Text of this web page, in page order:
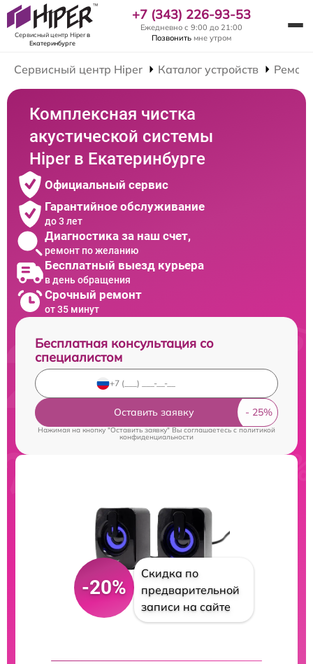
Сервисный центр Hiperв
Екатеринбурге
+7 (343) 226-93-53
Ежедневно с 9:00 до 21:00
Позвонить мне утром
Сервисный центр Hiper Каталог устройств
Комплексная чистка
акустической системы
Hiper в Екатеринбурге
Официальный сервис
Гарантийное обслуживание
до 3 лет
Диагностика за наш счет,
ремонт по желанию
Бесплатный выезд курьера
в день обращения
Срочный ремонт
от 35 минут
Бесплатная консультация со
специалистом
Оставить заявку
Нажимая на кнопку "Оставить заявку" Вы соглашаетесь cполитикой
конфиденциальности
-20%
Скидка по
предварительной
записи на сайте